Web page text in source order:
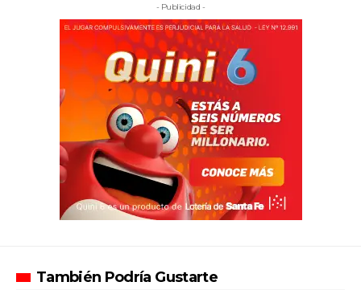
- Publicidad -
También Podría Gustarte